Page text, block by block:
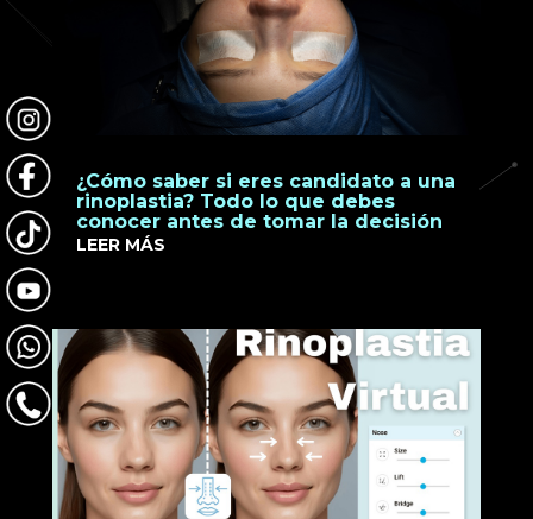
¿Cómo saber si eres candidato a una
rinoplastia? Todo lo que debes
conocer antes de tomar la decisión
LEER MÁS